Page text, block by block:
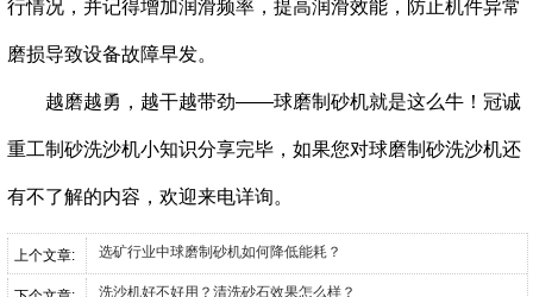
行情况，并记得增加润滑频率，提高润滑效能，防止机件异常
磨损导致设备故障早发。
越磨越勇，越干越带劲——球磨制砂机就是这么牛！冠诚
重工制砂洗沙机小知识分享完毕，如果您对球磨制砂洗沙机还
有不了解的内容，欢迎来电详询。
上个文章: 选矿行业中球磨制砂机如何降低能耗？
洗沙机好不好用？清洗砂石效果怎么样？